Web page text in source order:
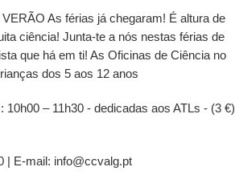
As férias já chegaram! É altura de
ciência! Junta-te a nós nestas férias de
que há em ti! As Oficinas de Ciência no
dos 5 aos 12 anos
10h00 – 11h30 - dedicadas aos ATLs - (3 €)
| E-mail: info@ccvalg.pt